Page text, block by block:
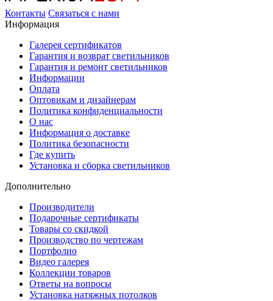
Контакты Связаться с нами
Информация
Галерея сертификатов
Гарантия и возврат светильников
Гарантия и ремонт светильников
Информации
Оплата
Оптовикам и дизайнерам
Политика конфиденциальности
О нас
Информация о доставке
Политика безопасности
Где купить
Установка и сборка светильников
Дополнительно
Производители
Подарочные сертификаты
Товары со скидкой
Производство по чертежам
Портфолио
Видео галерея
Коллекции товаров
Ответы на вопросы
Установка натяжных потолков